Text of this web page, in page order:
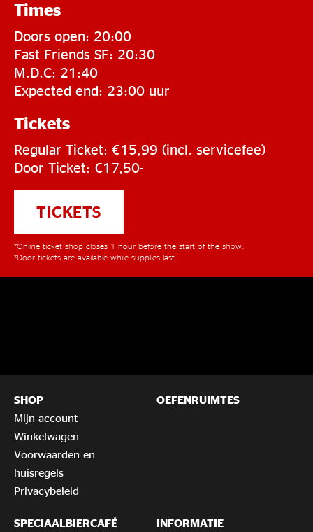
Times
Doors open: 20:00
Fast Friends SF: 20:30
M.D.C: 21:40
Expected end: 23:00 uur
Tickets
Regular Ticket: €15,99 (incl. servicefee)
Door Ticket: €17,50-
TICKETS
*Online ticket shop closes 1 hour before the start of the show.
*Door tickets are available while supplies last.
SHOP
Mijn account
Winkelwagen
Voorwaarden en
huisregels
Privacybeleid
OEFENRUIMTES
SPECIAALBIERCAFÉ INFORMATIE